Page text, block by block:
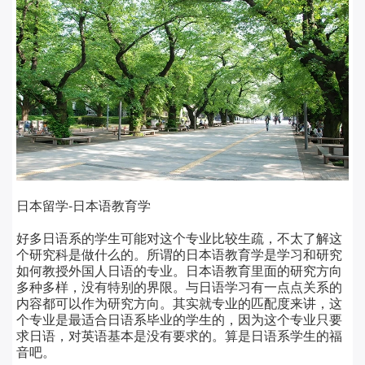
日本留学-日本语教育学
好多日语系的学生可能对这个专业比较生疏，不太了解这
个研究科是做什么的。所谓的日本语教育学是学习和研究
如何教授外国人日语的专业。日本语教育里面的研究方向
多种多样，没有特别的界限。与日语学习有一点点关系的
内容都可以作为研究方向。其实就专业的匹配度来讲，这
个专业是最适合日语系毕业的学生的，因为这个专业只要
求日语，对英语基本是没有要求的。算是日语系学生的福
音吧。